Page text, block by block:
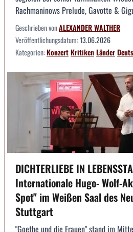
Rachmaninows Prelude, Gavotte &
Geschrieben vonALEXANDER WALTHER
Veröffentlichungsdatum:13.06.2026
Kategorien:KonzertKritikenLänder
DICHTERLIEBE IN
Internationale Hugo- Wolf-
Spot" im Weißen Saal des
Stuttgart
"Goethe und die Frauen" stand im